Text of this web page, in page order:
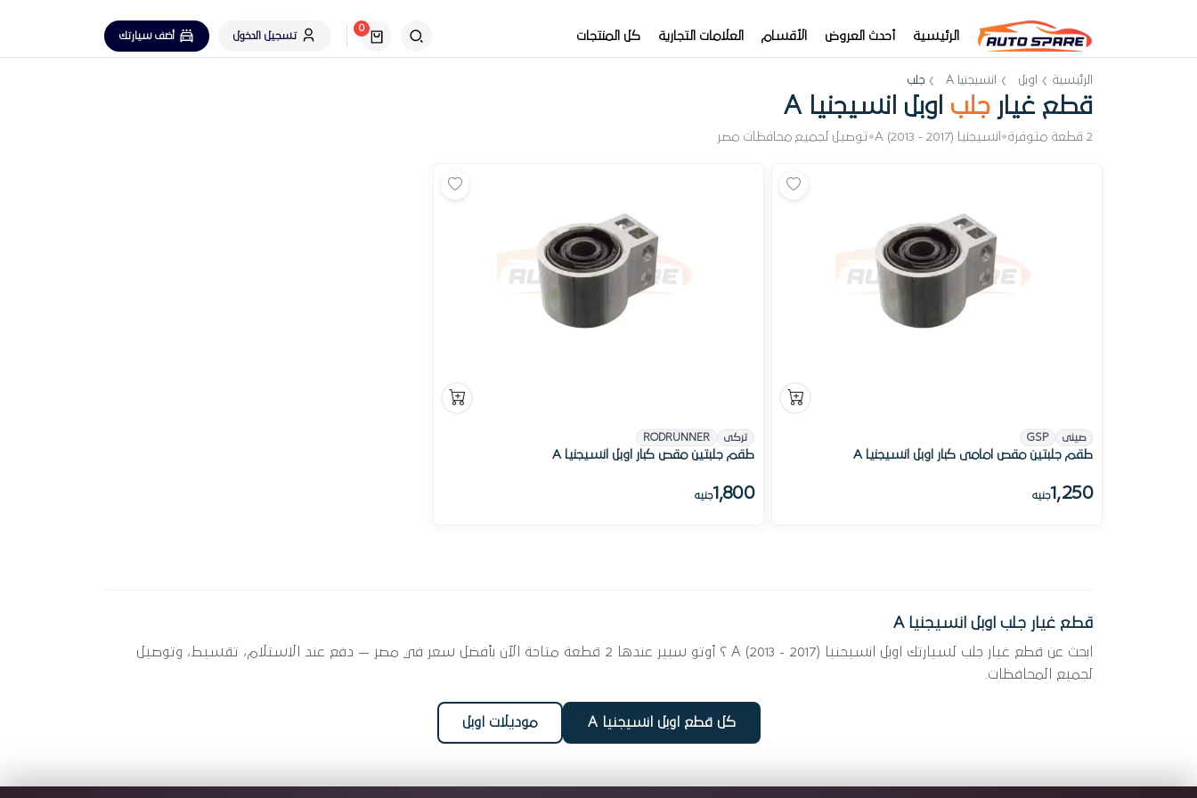
الرئيسية أحدث العروض الأقسام العلامات التجارية كل المنتجات
0
تسجيل الدخول
أضف سيارتك
الرئيسية اوبل انسيجنيا A جلب
قطع غيار جلب اوبل انسيجنيا A
2 قطعة متوفرة • انسيجنيا A (2013 - 2017) •توصيل لجميع محافظات مصر
صينى GSP
طقم جلبتين مقص امامى كبار اوبل انسيجنيا A
1,250جنيه
تركى RODRUNNER
طقم جلبتين مقص كبار اوبل انسيجنيا A
1,800جنيه
قطع غيار جلب اوبل انسيجنيا A
ابحث عن قطع غيار جلب لسيارتك اوبل انسيجنيا A (2013 - 2017) ؟ أوتو سبير عندها 2 قطعة متاحة الآن بأفضل سعر في مصر — دفع عند الاستلام، تقسيط، وتوصيل
لجميع المحافظات.
كل قطع اوبل انسيجنيا A موديلات اوبل